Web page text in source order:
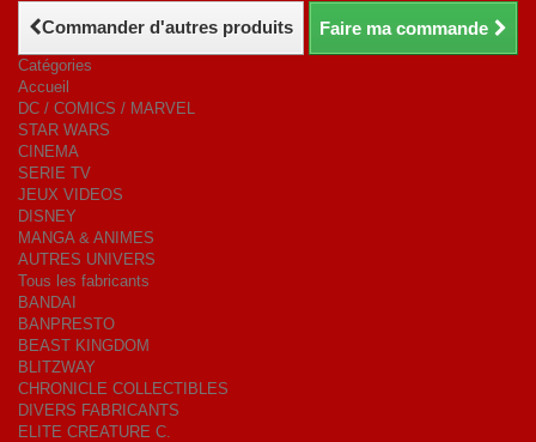
Commander d'autres produits Faire ma commande
Catégories
Accueil
DC / COMICS / MARVEL
STAR WARS
CINEMA
SERIE TV
JEUX VIDEOS
DISNEY
MANGA & ANIMES
AUTRES UNIVERS
Tous les fabricants
BANDAI
BANPRESTO
BEAST KINGDOM
BLITZWAY
CHRONICLE COLLECTIBLES
DIVERS FABRICANTS
ELITE CREATURE C.